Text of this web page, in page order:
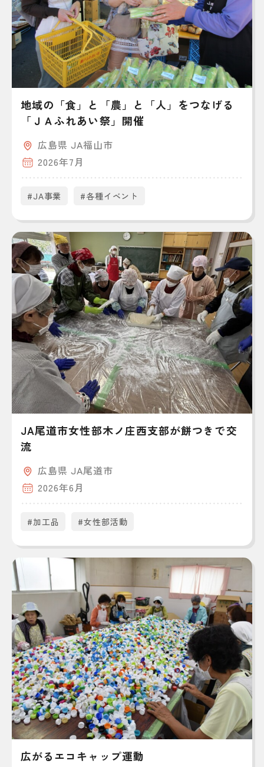
地域の「食」と「農」と「人」をつなげる
「ＪＡふれあい祭」開催
広島県 JA福山市
2026年7月
#JA事業 #各種イベント
JA尾道市女性部木ノ庄西支部が餅つきで交
流
広島県 JA尾道市
2026年6月
#加工品 #女性部活動
広がるエコキャップ運動